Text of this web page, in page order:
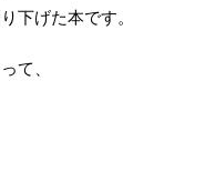
下げた本です。
て、